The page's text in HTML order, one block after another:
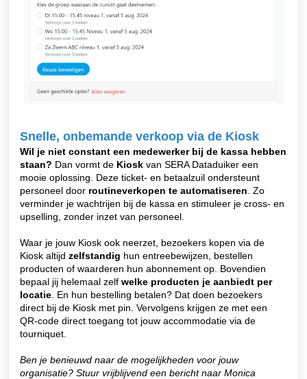
Snelle, onbemande verkoop via de Kiosk
Wil je niet constant een medewerker bij de kassa hebben
staan? Dan vormt de Kiosk van SERA Dataduiker een
mooie oplossing. Deze ticket- en betaalzuil ondersteunt
personeel door routineverkopen te automatiseren . Zo
verminder je wachtrijen bij de kassa en stimuleer je cross- en
upselling, zonder inzet van personeel.
Waar je jouw Kiosk ook neerzet, bezoekers kopen via de
Kiosk altijd zelfstandig hun entreebewijzen, bestellen
producten of waarderen hun abonnement op. Bovendien
bepaal jij helemaal zelf welke producten je aanbiedt per
locatie . En hun bestelling betalen? Dat doen bezoekers
direct bij de Kiosk met pin. Vervolgens krijgen ze met een
QR-code direct toegang tot jouw accommodatie via de
tourniquet.
Ben je benieuwd naar de mogelijkheden voor jouw
organisatie? Stuur vrijblijvend een bericht naar Monica